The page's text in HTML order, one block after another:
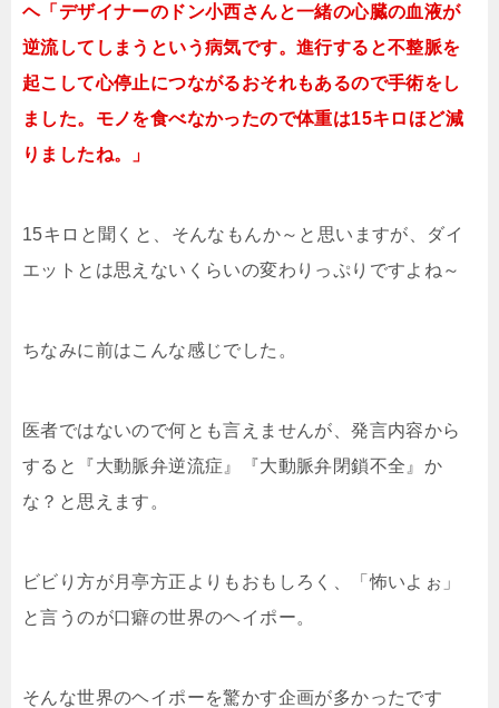
ヘ「デザイナーのドン小西さんと一緒の心臓の血液が
逆流してしまうという病気です。進行すると不整脈を
起こして心停止につながるおそれもあるので手術をし
ました。モノを食べなかったので体重は15キロほど減
りましたね。」
15キロと聞くと、そんなもんか～と思いますが、ダイ
エットとは思えないくらいの変わりっぷりですよね～
ちなみに前はこんな感じでした。
医者ではないので何とも言えませんが、発言内容から
すると『大動脈弁逆流症』『大動脈弁閉鎖不全』か
な？と思えます。
ビビり方が月亭方正よりもおもしろく、「怖いよぉ」
と言うのが口癖の世界のヘイポー。
そんな世界のヘイポーを驚かす企画が多かったです